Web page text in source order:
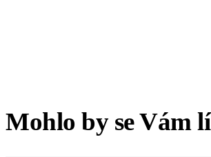
Mohlo by se Vám